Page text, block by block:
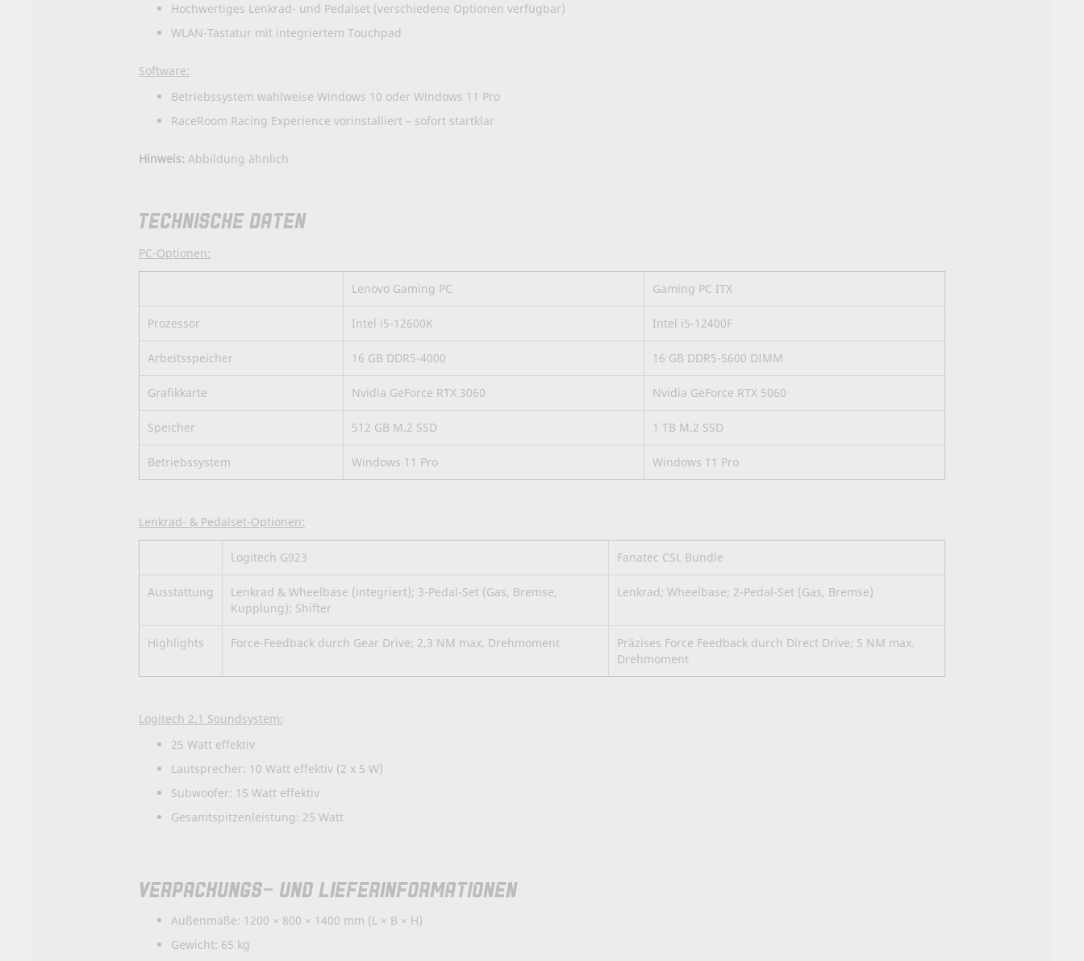
Hochwertiges Lenkrad- und Pedalset (verschiedene Optionen verfügbar)
WLAN-Tastatur mit integriertem Touchpad
Software:
Betriebssystem wahlweise Windows 10 oder Windows 11 Pro
RaceRoom Racing Experience vorinstalliert – sofort startklar
Hinweis: Abbildung ähnlich
TECHNISCHE DATEN
PC-Optionen:
Lenovo Gaming PC Gaming PC ITX
Prozessor Intel i5-12600K Intel i5-12400F
Arbeitsspeicher 16 GB DDR5-4000 16 GB DDR5-5600 DIMM
Grafikkarte Nvidia GeForce RTX 3060 Nvidia GeForce RTX 5060
Speicher 512 GB M.2 SSD 1 TB M.2 SSD
Betriebssystem Windows 11 Pro Windows 11 Pro
Lenkrad- & Pedalset-Optionen:
Logitech G923 Fanatec CSL Bundle
Ausstattung
Lenkrad & Wheelbase (integriert); 3-Pedal-Set (Gas, Bremse,
Kupplung); Shifter
Lenkrad; Wheelbase; 2-Pedal-Set (Gas, Bremse)
Highlights Force-Feedback durch Gear Drive; 2,3 NM max. Drehmoment
Präzises Force Feedback durch Direct Drive; 5 NM max.
Drehmoment
Logitech 2.1 Soundsystem:
25 Watt effektiv
Lautsprecher: 10 Watt effektiv (2 x 5 W)
Subwoofer: 15 Watt effektiv
Gesamtspitzenleistung: 25 Watt
VERPACKUNGS- UND LIEFERINFORMATIONEN
Außenmaße: 1200 × 800 × 1400 mm (L × B × H)
Gewicht: 65 kg